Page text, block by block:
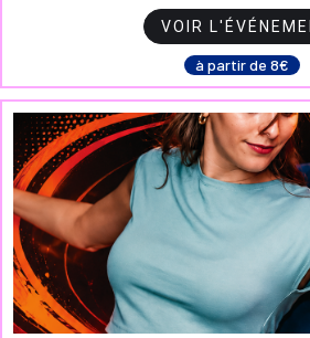
VOIR
à partir de 8€